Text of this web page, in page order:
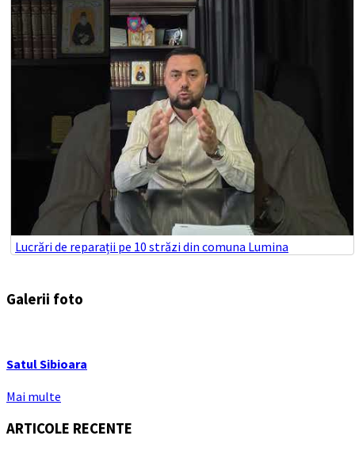
Lucrări de reparații pe 10 străzi din comuna Lumina
Galerii foto
Satul Sibioara
Mai multe
ARTICOLE RECENTE